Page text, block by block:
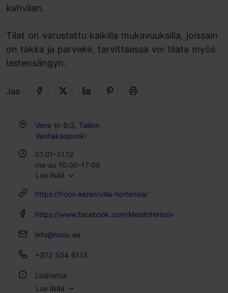
kahvilan.
Tilat on varustettu kaikilla mukavuuksilla, joissain
on takka ja parveke, tarvittaessa voi tilata myös
lastensängyn.
Jaa
Vene tn 6/2, Tallinn
Vanhakaupunki
01.01–31.12
ma-su 10:00–17:00
Lue lisää
https://hoov.ee/en/villa-hortensia/
https://www.facebook.com/MeistriteHoov
info@hoov.ee
+372 504 6113
Lisätietoa
Lue lisää